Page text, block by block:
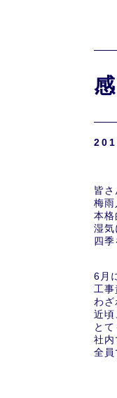
皆さ
梅雨
本
湿気
四
6月
工
わ
近
と
社
全員